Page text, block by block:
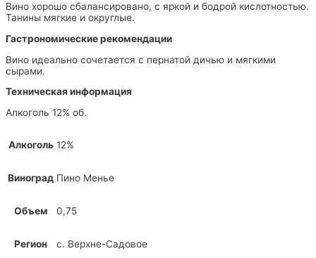
Вино хорошо сбалансировано, с яркой и бодрой кислотностью.
Танины мягкие и округлые.
Гастрономические рекомендации
Вино идеально сочетается с пернатой дичью и мягкими
сырами.
Техническая информация
Алкоголь 12% об.
Алкоголь 12%
Виноград Пино Менье
Объем 0,75
Регион с. Верхне-Садовое